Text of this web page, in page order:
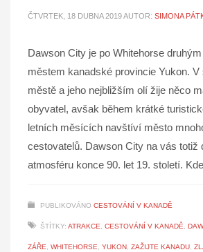
ČTVRTEK, 18 DUBNA 2019AUTOR: SIMONA
Dawson City je po Whitehorse
městem kanadské provincie Yukon.
městě a jeho nejbližším olí žije něco
obyvatel, avšak během krátké
letních měsících navštíví město
cestovatelů. Dawson City na vás totiž
atmosféru konce 90. let 19. století.
PUBLIKOVÁNO CESTOVÁNÍ V KANADĚ
ŠTÍTKY: ATRAKCE, CESTOVÁNÍ V KANADĚ,
ZÁŘE, WHITEHORSE, YUKON, ZAŽIJTE KANADU,